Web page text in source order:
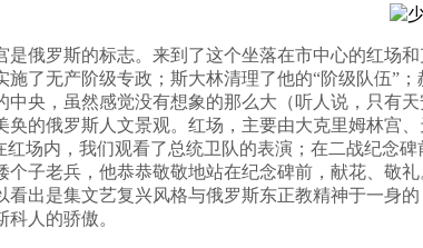
是俄罗斯的标志。来到了这个坐落在市中心的红场
施了无产阶级专政；斯大林清理了他的“阶级队伍”
中央，虽然感觉没有想象的那么大（听人说，只有
奂的俄罗斯人文景观。红场，主要由大克里姆林宫
红场内，我们观看了总统卫队的表演；在二战纪念
个子老兵，他恭恭敬敬地站在纪念碑前，献花、敬
看出是集文艺复兴风格与俄罗斯东正教精神于一身
人的骄傲。